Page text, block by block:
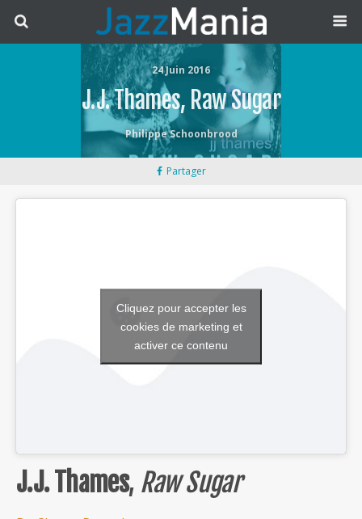
24 Juin 2016
J.J. Thames, Raw Sugar
Philippe Schoonbrood
Partager
Cliquez pour accepter les
cookies de marketing et
activer ce contenu
J.J. Thames, Raw Sugar